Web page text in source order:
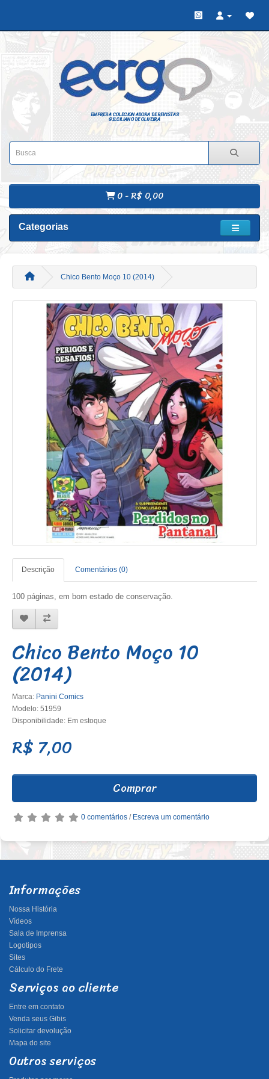
EMPRESA COLECIONADORA DE REVISTAS
GILCILIANO DE OLIVEIRA
0 - R$ 0,00
Categorias
Chico Bento Moço 10 (2014)
Descrição Comentários (0)
100 páginas, em bom estado de conservação.
Chico Bento Moço 10
(2014)
Marca: Panini Comics
Modelo: 51959
Disponibilidade: Em estoque
R$ 7,00
Comprar
0 comentários / Escreva um comentário
Informações
Nossa História
Vídeos
Sala de Imprensa
Logotipos
Sites
Cálculo do Frete
Serviços ao cliente
Entre em contato
Venda seus Gibis
Solicitar devolução
Mapa do site
Outros serviços